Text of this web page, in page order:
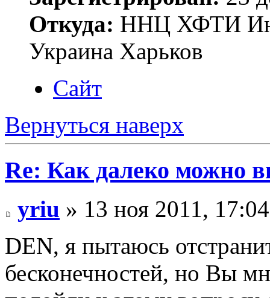
Откуда: ННЦ ХФТИ
Украина Харьков
Сайт
Вернуться наверх
Re: Как далеко можно
yriu » 13 ноя 2011, 17:04
DEN, я пытаюсь
бесконечностей, но Вы